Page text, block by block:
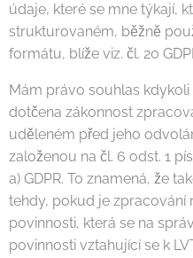
údaje, které se mne týkají,
strukturovaném, běžně
formátu, blíže viz. čl. 20
Mám právo souhlas
dotčena zákonnost
uděleném před jeho
založenou na čl. 6 odst. 1
a) GDPR. To znamená, že
tehdy, pokud je zpracování
povinnosti, která se na
povinnosti vztahující se k